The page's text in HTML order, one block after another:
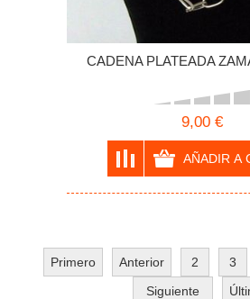
CADENA PLATEADA
9,00 €
Primero Anterior 2 3
Siguiente